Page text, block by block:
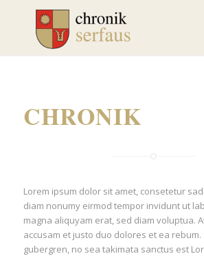
CHRONIK
Lorem ipsum dolor sit amet, consetetur
diam nonumy eirmod tempor invidunt ut
magna aliquyam erat, sed diam voluptua.
accusam et justo duo dolores et ea rebum.
gubergren, no sea takimata sanctus est